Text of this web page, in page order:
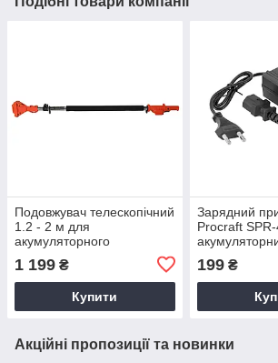
Подовжувач телескопічний
1.2 - 2 м для
акумуляторного
інструменту Rebiner RKA-
2000/20Li (без АКБ та ЗП)
1 199 ₴
Купити
Зарядний
Procraft
Forte,
Gerrard,
199₴
Акційні пропозиції та новинки